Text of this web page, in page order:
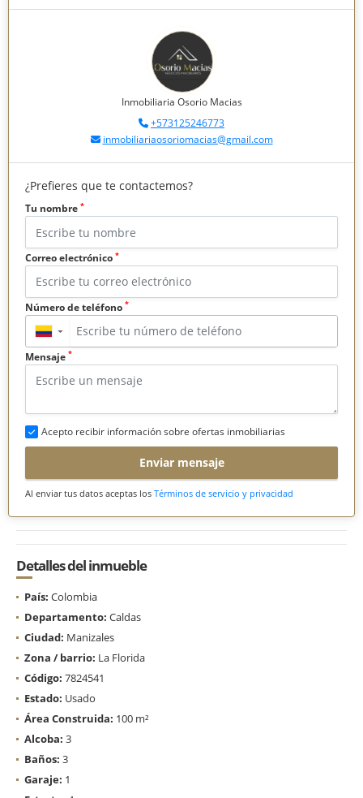
Inmobiliaria Osorio Macias
+573125246773
inmobiliariaosoriomacias@gmail.com
¿Prefieres que te contactemos?
Tu nombre *
Correo electrónico *
Número de teléfono *
▼
Mensaje *
Acepto recibir información sobre ofertas inmobiliarias
Enviar mensaje
Al enviar tus datos aceptas los Términos de servicio y privacidad
Detalles del inmueble
País: Colombia
Departamento: Caldas
Ciudad: Manizales
Zona / barrio: La Florida
Código: 7824541
Estado: Usado
Área Construida: 100 m²
Alcoba: 3
Baños: 3
Garaje: 1